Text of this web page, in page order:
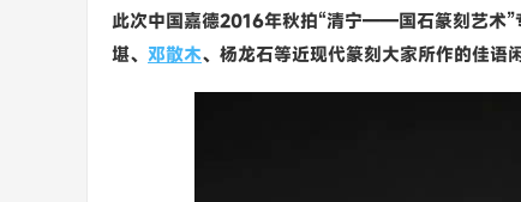
此次中国嘉德2016年秋拍“清宁——国石篆刻艺术”
堪、 邓散木、杨龙石等近现代篆刻大家所作的佳语